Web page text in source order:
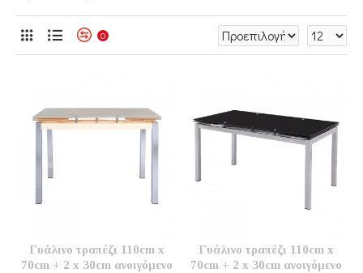
0
Γυάλινο τραπέζι 110cm x
70cm + 2 x 30cm ανοιγόμενο
Γυάλινο τραπέζι 110cm x
70cm + 2 x 30cm ανοιγόμενο